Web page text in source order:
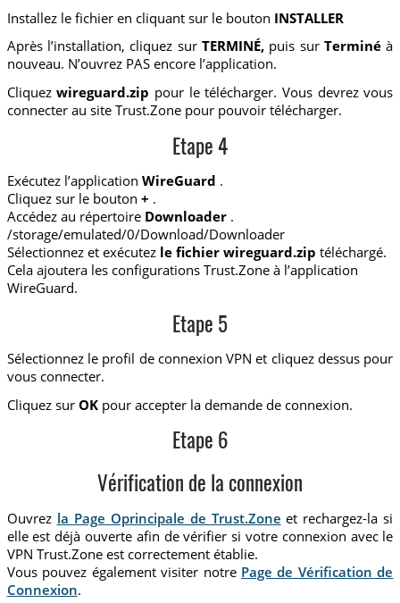
Installez le fichier en cliquant sur le bouton INSTALLER
Après l’installation, cliquez sur TERMINÉ, puis surTerminé à
nouveau. N’ouvrez PAS encore l’application.
Cliquezwireguard.zip pour le télécharger. Vous devrez vous
connecter au site Trust.Zone pour pouvoir télécharger.
Etape 4
Exécutez l’application WireGuard .
Cliquez sur le bouton + .
Accédez au répertoire Downloader.
/storage/emulated/0/Download/Downloader
Sélectionnez et exécutez le fichier wireguard.zip téléchargé.
Cela ajoutera les configurations Trust.Zone à l’application
WireGuard.
Etape 5
Sélectionnez le profil de connexion VPN et cliquez dessus pour
vous connecter.
Cliquez sur OKpour accepter la demande de connexion.
Etape 6
Vérification de la connexion
Ouvrez la Page Oprincipale de Trust.Zone et rechargez-la si
elle est déjà ouverte afin de vérifier si votre connexion avec le
VPN Trust.Zone est correctement établie.
Vous pouvez également visiter notre Page de Vérification de
Connexion.